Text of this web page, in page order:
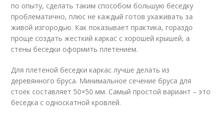
по опыту, сделать таким способом большую беседку
проблематично, плюс не каждый готов ухаживать за
живой изгородью. Как показывает практика, гораздо
проще создать жесткий каркас с хорошей крышей, а
стены беседки оформить плетением.
Для плетеной беседки каркас лучше делать из
деревянного бруса. Минимальное сечение бруса для
стоек составляет 50×50 мм. Самый простой вариант – это
беседка с односкатной кровлей.